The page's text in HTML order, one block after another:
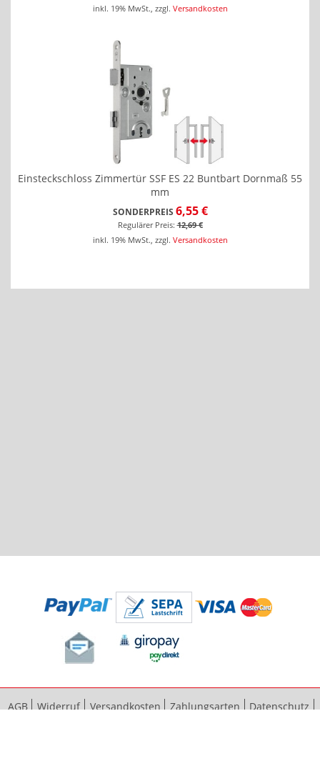
inkl. 19% MwSt., zzgl. Versandkosten
Einsteckschloss Zimmertür SSF ES 22 Buntbart Dornmaß 55
mm
SONDERPREIS 6,55 €
Regulärer Preis: 12,69 €
inkl. 19% MwSt., zzgl. Versandkosten
AGB Widerruf Versandkosten Zahlungsarten
Datenschutz